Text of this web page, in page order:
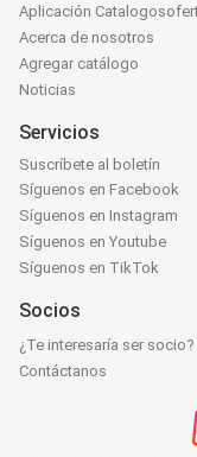
Aplicación
Acerca de nosotros
Agregar catálogo
Noticias
Servicios
Suscríbete al boletín
Síguenos en Facebook
Síguenos en Instagram
Síguenos en Youtube
Síguenos en TikTok
Socios
¿Te interesaría ser socio?
Contáctanos